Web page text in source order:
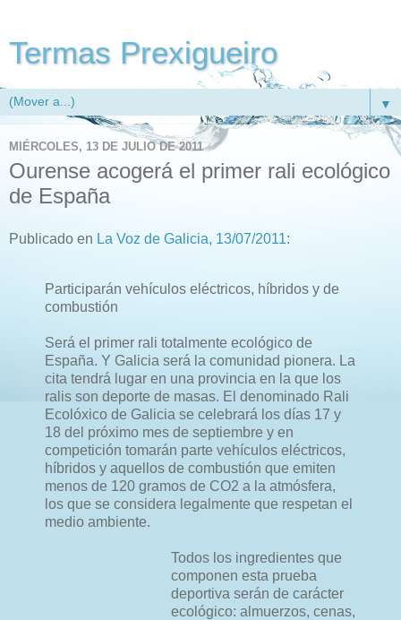
Termas Prexigueiro
▼
MIÉRCOLES, 13 DE JULIO DE 2011
Ourense acogerá el primer rali ecológico
de España
Publicado en La Voz de Galicia, 13/07/2011:
Participarán vehículos eléctricos, híbridos y de
combustión
Será el primer rali totalmente ecológico de
España. Y Galicia será la comunidad pionera. La
cita tendrá lugar en una provincia en la que los
ralis son deporte de masas. El denominado Rali
Ecolóxico de Galicia se celebrará los días 17 y
18 del próximo mes de septiembre y en
competición tomarán parte vehículos eléctricos,
híbridos y aquellos de combustión que emiten
menos de 120 gramos de CO2 a la atmósfera,
los que se considera legalmente que respetan el
medio ambiente.
Todos los ingredientes que
componen esta prueba
deportiva serán de carácter
ecológico: almuerzos, cenas,